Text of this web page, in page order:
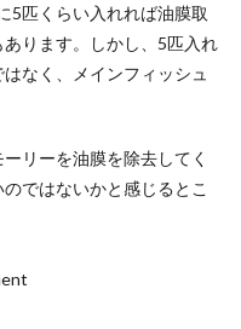
5匹くらい入れれば油膜取
ります。しかし、5匹入れ
なく、メインフィッシュ
リーを油膜を除去してく
ではないかと感じるとこ